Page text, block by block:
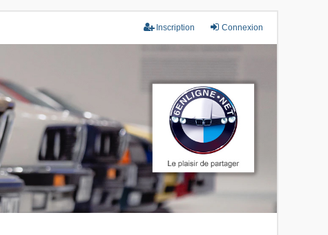
Connexion
Inscription